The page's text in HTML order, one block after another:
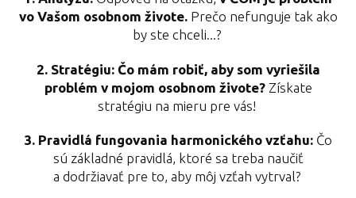
vo Vašom osobnom živote.Prečo nefunguje tak ako
by ste chceli...?
2. Stratégiu: Čo mám robiť, aby som vyriešila
problém v mojom osobnom živote?Získate
stratégiu na mieru pre vás!
3. Pravidlá fungovania harmonického vzťahu: Čo
sú základné pravidlá, ktoré sa treba naučiť
a dodržiavať pre to, aby môj vzťah vytrval?